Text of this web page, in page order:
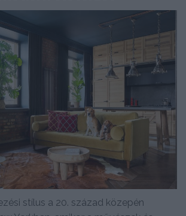
stílus a 20. század közepén